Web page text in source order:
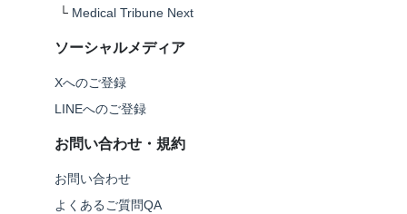
└ Medical Tribune Next
ソーシャルメディア
Xへのご登録
LINEへのご登録
お問い合わせ・規約
お問い合わせ
よくあるご質問QA